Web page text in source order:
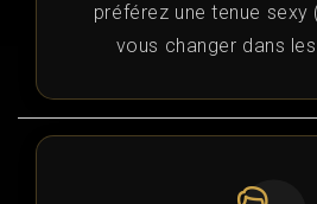
préférez une tenue sexy
vous changer dans